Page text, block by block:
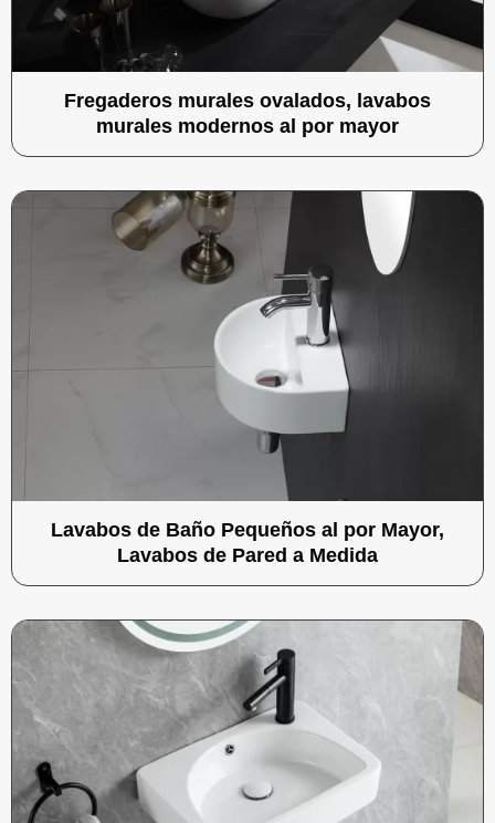
Fregaderos murales ovalados, lavabos
murales modernos al por mayor
Lavabos de Baño Pequeños al por Mayor,
Lavabos de Pared a Medida